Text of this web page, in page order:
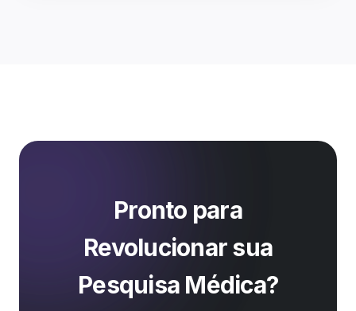
Pronto para
Revolucionar sua
Pesquisa Médica?